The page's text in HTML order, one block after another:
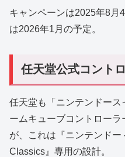
キャンペーンは2025年8月
は2026年1月の予定。
任天堂公式コント
任天堂も「ニンテンドー
ームキューブコントロー
が、これは『ニンテンド
Classics』専用の設計。